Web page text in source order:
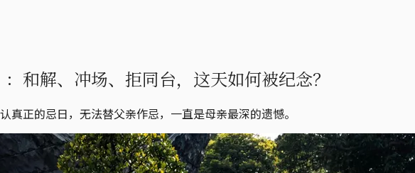
和解、冲场、拒同台，这天如何被纪念？
真正的忌日，无法替父亲作忌，一直是母亲最深的遗憾。